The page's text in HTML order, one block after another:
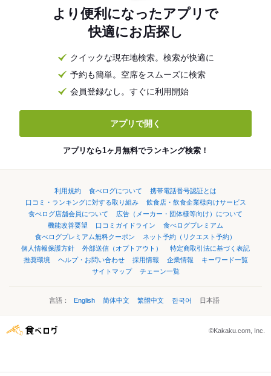
より便利になったアプリで
快適にお店探し
クイックな現在地検索。検索が快適に
予約も簡単。空席をスムーズに検索
会員登録なし。すぐに利用開始
アプリで開く
アプリなら1ヶ月無料でランキング検索！
利用規約 食べログについて
携帯電話番号認証とは
口コミ・ランキングに対する取り組み
飲食店・飲食企業様向けサービス
食べログ店舗会員について
広告（メーカー・団体様等向け）について
機能改善要望
口コミガイドライン
食べログプレミアム
食べログプレミアム無料クーポン
ネット予約（リクエスト予約）
個人情報保護方針
外部送信（オプトアウト）
特定商取引法に基づく表記
推奨環境
ヘルプ・お問い合わせ 採用情報 企業情報
キーワード一覧
サイトマップ
チェーン一覧
言語： English 简体中文 繁體中文 한국어 日本語
©Kakaku.com, Inc.